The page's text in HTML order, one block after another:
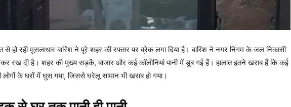
से हो रही मूसलाधार बारिश ने पूरे शहर की रफ्तार पर ब्रेक लगा दिया है। बारिश ने नगर निगम के जल निकासी
रख दी है। शहर की मुख्य सड़कें, बाजार और कई कॉलोनियां पानी में डूब गई हैं। हालात इतने खराब हैं कि कई
लोगों के घरों में घुस गया, जिससे घरेलू सामान भी खराब हो गया।